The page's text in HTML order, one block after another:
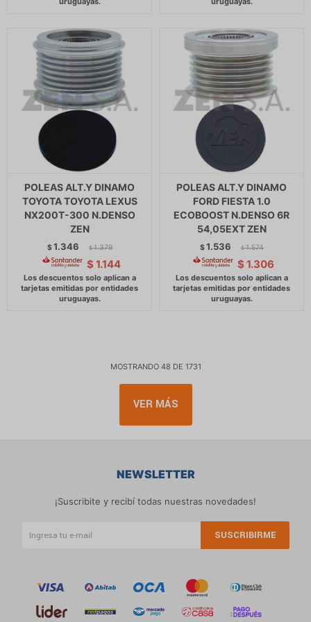
POLEAS ALT.Y DINAMO
TOYOTA TOYOTA LEXUS
NX200T-300 N.DENSO
ZEN
$1.346 $ 1.379
$ 1.144
POLEAS ALT.Y DINAMO
FORD FIESTA 1.0
ECOBOOST N.DENSO 6R
54,05EXT ZEN
$1.536 $ 1.574
$ 1.306
MOSTRANDO 48 DE 1731
VER MÁS
NEWSLETTER
¡Suscribite y recibí todas nuestras novedades!
SUSCRIBIRME